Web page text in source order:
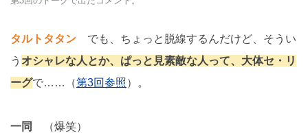
タルトタタン でも、ちょっと脱線するんだけど、そうい
う オシャレな人とか、ぱっと見素敵な人って、大体セ・リ
ーグで……（第3回参照）。
一同 （爆笑）